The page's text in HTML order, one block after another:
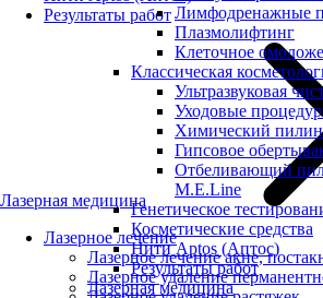
Результаты работ
Лазерная медицина
Лазерное лечение
Лазерное лечение акне,
Лазерное удаление
Лимфодренажные
Плазмолифтинг
Клеточное
Классическая
Ультразвуковая
Уходовые
Химический
Гипсовое
Отбеливающий
M.E.Line
Генетическое
Косметические средства
Нити Aptos (Аптос)
Результаты работ
Лазерная медицина